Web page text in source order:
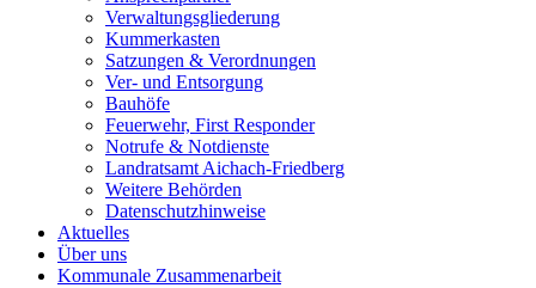
Verwaltungsgliederung
Kummerkasten
Satzungen & Verordnungen
Ver- und Entsorgung
Bauhöfe
Feuerwehr, First Responder
Notrufe & Notdienste
Landratsamt Aichach-Friedberg
Weitere Behörden
Datenschutzhinweise
Aktuelles
Über uns
Kommunale Zusammenarbeit